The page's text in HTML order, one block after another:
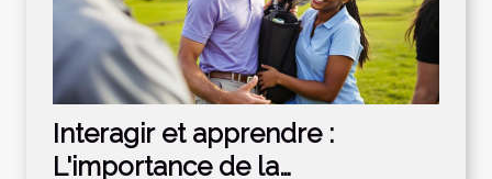
Interagir et apprendre :
L'importance de la